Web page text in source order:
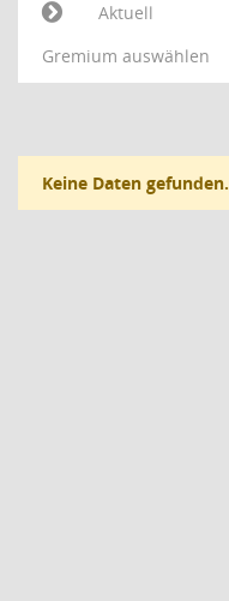
Aktuell
Gremium auswählen
Keine Daten gefunden.